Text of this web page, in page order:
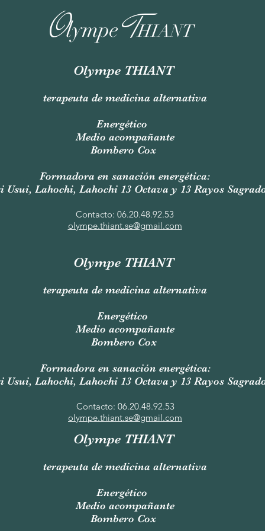
Olympe THIANT
Olympe THIANT
terapeuta de medicina alternativa
Energético
Medio acompañante
Bombero Cox
Formadora en sanación energética:
Usui, Lahochi, Lahochi 13 Octava y 13 Rayos
Contacto: 06.20.48.92.53
olympe.thiant.se@gmail.com
Olympe THIANT
terapeuta de medicina alternativa
Energético
Medio acompañante
Bombero Cox
Formadora en sanación energética:
Usui, Lahochi, Lahochi 13 Octava y 13 Rayos
Contacto: 06.20.48.92.53
olympe.thiant.se@gmail.com
Olympe THIANT
terapeuta de medicina alternativa
Energético
Medio acompañante
Bombero Cox